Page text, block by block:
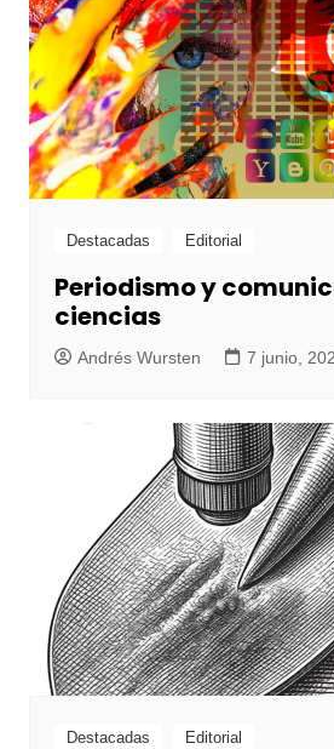
Destacadas Editorial
Periodismo y
ciencias
Andrés Wursten 7 junio,
Destacadas Editorial